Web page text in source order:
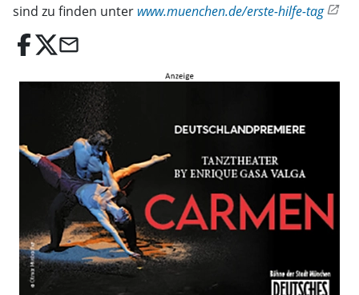
sind zu finden unter www.muenchen.de/erste-hilfe-tag
email